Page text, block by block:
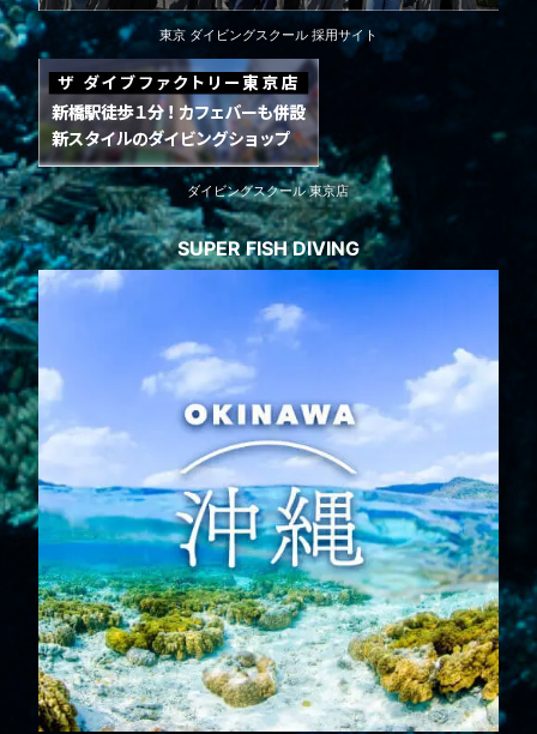
東京 ダイビングスクール 採用サイト
ダイビングスクール 東京店
SUPER FISH DIVING